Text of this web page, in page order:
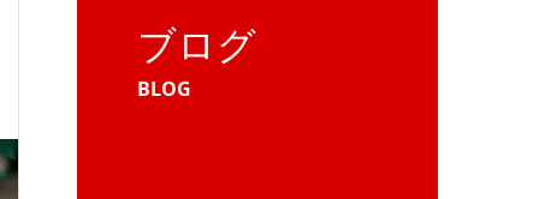
ブログ
BLOG